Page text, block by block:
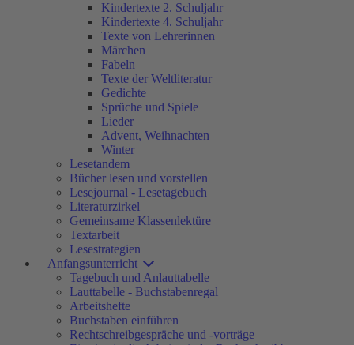
Kindertexte 2. Schuljahr
Kindertexte 4. Schuljahr
Texte von Lehrerinnen
Märchen
Fabeln
Texte der Weltliteratur
Gedichte
Sprüche und Spiele
Lieder
Advent, Weihnachten
Winter
Lesetandem
Bücher lesen und vorstellen
Lesejournal - Lesetagebuch
Literaturzirkel
Gemeinsame Klassenlektüre
Textarbeit
Lesestrategien
Anfangsunterricht
Tagebuch und Anlauttabelle
Lauttabelle - Buchstabenregal
Arbeitshefte
Buchstaben einführen
Rechtschreibgespräche und -vorträge